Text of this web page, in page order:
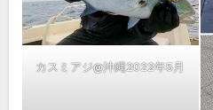
カスミアジ@沖縄2022年5月